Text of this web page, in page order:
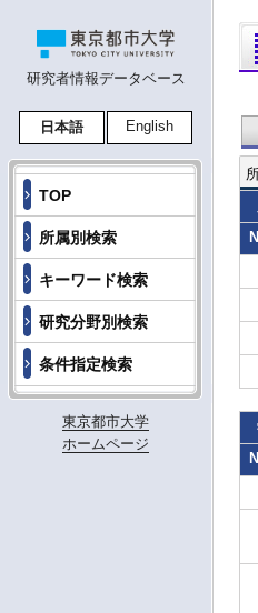
研究者情報データベース
日本語 English
TOP
所属別検索
キーワード検索
研究分野別検索
条件指定検索
東京都市大学
ホームページ